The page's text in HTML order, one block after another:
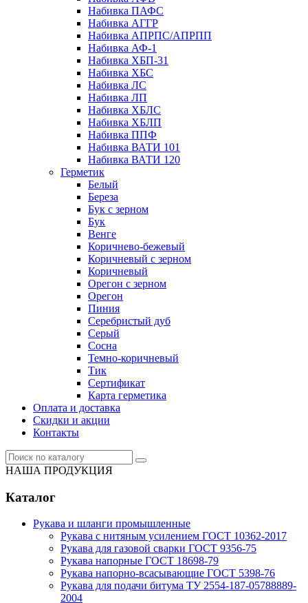
Набивка ПАФС
Набивка АГГР
Набивка АПРПС/АПРПП
Набивка АФ-1
Набивка ХБП-31
Набивка ХБС
Набивка ЛС
Набивка ЛП
Набивка ХБЛС
Набивка ХБЛП
Набивка ППФ
Набивка ВАТИ 101
Набивка ВАТИ 120
Герметик
Белый
Береза
Бук с зерном
Бук
Венге
Коричнево-бежевый
Коричневый с зерном
Коричневый
Орегон с зерном
Орегон
Пиния
Серебристый дуб
Серый
Сосна
Темно-коричневый
Тик
Сертификат
Карта герметика
Оплата и доставка
Cкидки и акции
Контакты
НАША ПРОДУКЦИЯ
Каталог
Рукава и шланги промышленные
Рукава с нитяным усилением ГОСТ 10362-2017
Рукава для газовой сварки ГОСТ 9356-75
Рукава напорные ГОСТ 18698-79
Рукава нaпорно-всасывающие ГОСТ 5398-76
Рукава для подачи битума ТУ 2554-187-05788889-
2004